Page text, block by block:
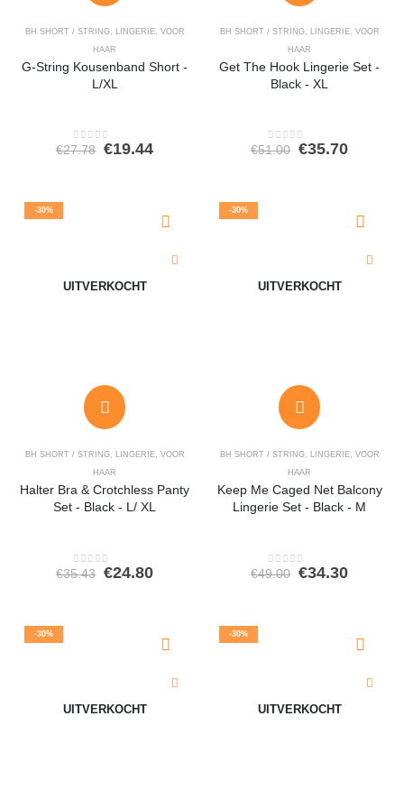
BH SHORT / STRING, LINGERIE, VOOR
HAAR
G-String Kousenband Short -
L/XL
0out of 5
€27.78 Oorspronkelijke
€19.44Huidige
BH SHORT / STRING, LINGERIE, VOOR
HAAR
Get The Hook Lingerie Set -
Black - XL
0out of 5
€51.00 €35.70
-30%
UITVERKOCHT
BH SHORT / STRING, LINGERIE, VOOR
HAAR
Halter Bra & Crotchless Panty
Set - Black - L/ XL
0out of 5
€35.43 Oorspronkelijke
€24.80Huidige
-30%
UITVERKOCHT
BH SHORT / STRING, LINGERIE, VOOR
HAAR
Keep Me Caged Net Balcony
Lingerie Set - Black - M
0out of 5
€49.00 €34.30
-30%
UITVERKOCHT
-30%
UITVERKOCHT